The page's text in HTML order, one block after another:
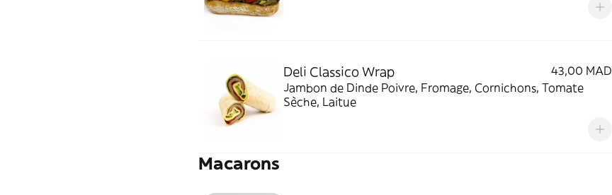
Deli Classico Wrap
43,00 MAD
Jambon de Dinde Poivre, Fromage, Cornichons, Tomate
Sèche, Laitue
Macarons